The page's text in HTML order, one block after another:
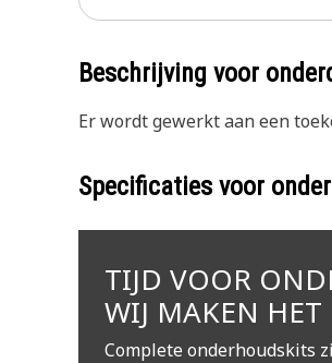
Beschrijving voor
Er wordt gewerkt aan een
Specificaties voor
TIJD VOOR
WIJ MAKEN
Complete onderhoudskits